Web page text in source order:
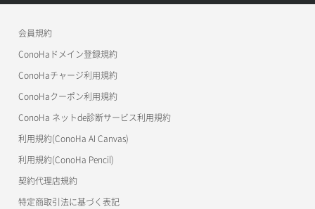
APIドキュメントVPS3.0
美雲このは徹底ガイド
会員規約
ConoHaドメイン登録規約
ConoHaチャージ利用規約
ConoHaクーポン利用規約
ConoHa ネットde診断サービス利用規約
利用規約(ConoHa AI Canvas)
利用規約(ConoHa Pencil)
契約代理店規約
特定商取引法に基づく表記